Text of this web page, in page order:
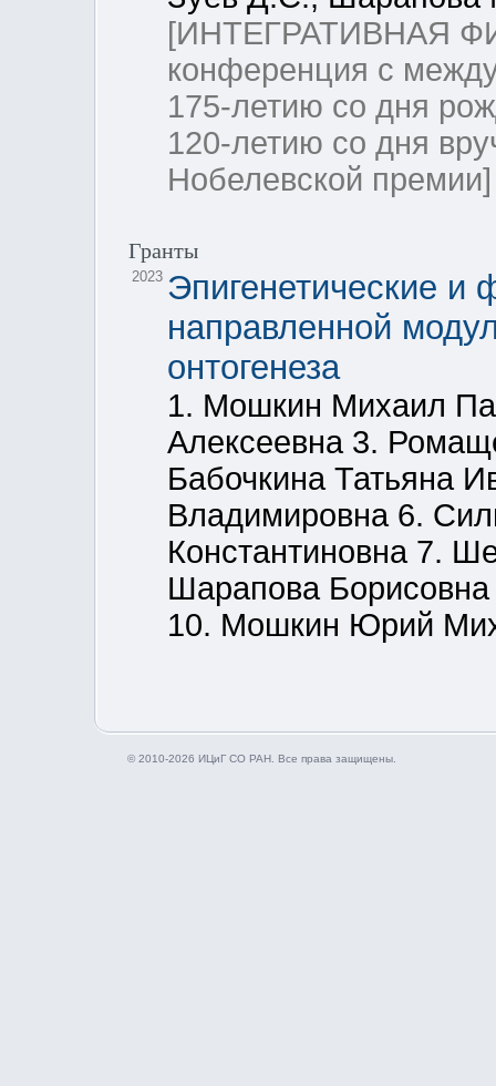
[ИНТЕГРАТИВНАЯ
конференция с
175-летию со дня
120-летию со дня
Нобелевской премии]
Гранты
2023 Эпигенетические и
направленной
онтогенеза
1. Мошкин Михаил
Алексеевна 3.
Бабочкина Татьяна
Владимировна 6.
Константиновна 7.
Шарапова
10. Мошкин Юрий
© 2010-2026 ИЦиГ СО РАН. Все права защищены.